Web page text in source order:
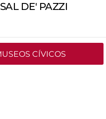
DE' PAZZI
CÍVICOS